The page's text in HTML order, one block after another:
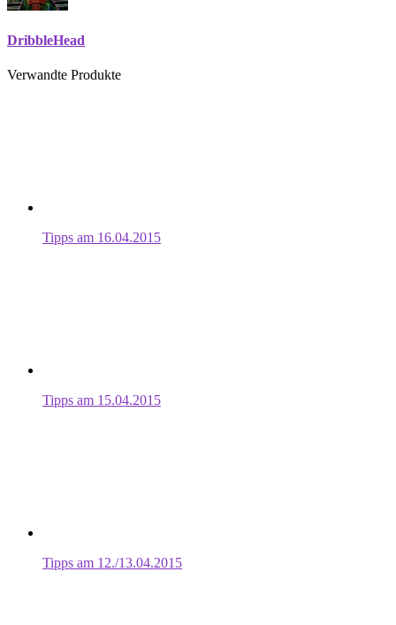
DribbleHead
Verwandte Produkte
Tipps am 16.04.2015
Tipps am 15.04.2015
Tipps am 12./13.04.2015